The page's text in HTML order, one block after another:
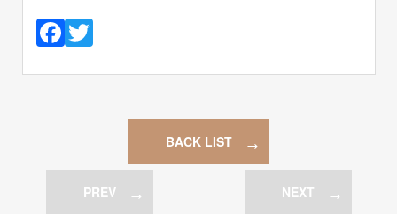
Facebook
BACK LIST
PREV NEXT